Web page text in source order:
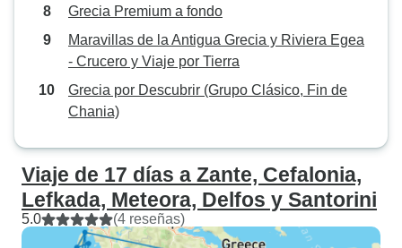
Grecia Premium a fondo
Maravillas de la Antigua Grecia y Riviera Egea
- Crucero y Viaje por Tierra
Grecia por Descubrir (Grupo Clásico, Fin de
Chania)
Viaje de 17 días a Zante, Cefalonia,
Lefkada, Meteora, Delfos y Santorini
5.0 (4 reseñas)